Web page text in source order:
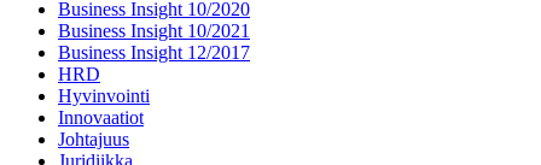
Business Insight 10/2020
Business Insight 10/2021
Business Insight 12/2017
HRD
Hyvinvointi
Innovaatiot
Johtajuus
Juridiikka